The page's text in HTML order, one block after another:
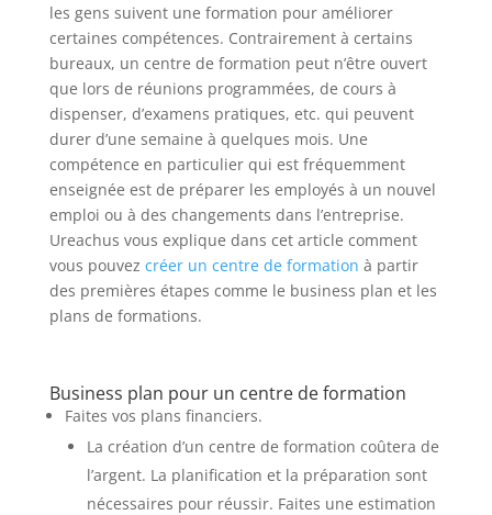
les gens suivent une formation pour améliorer
certaines compétences. Contrairement à certains
bureaux, un centre de formation peut n’être ouvert
que lors de réunions programmées, de cours à
dispenser, d’examens pratiques, etc. qui peuvent
durer d’une semaine à quelques mois. Une
compétence en particulier qui est fréquemment
enseignée est de préparer les employés à un nouvel
emploi ou à des changements dans l’entreprise.
Ureachus vous explique dans cet article comment
vous pouvez créer un centre de formation à partir
des premières étapes comme le business plan et les
plans de formations.
Business plan pour un centre de formation
Faites vos plans financiers.
La création d’un centre de formation coûtera de
l’argent. La planification et la préparation sont
nécessaires pour réussir. Faites une estimation